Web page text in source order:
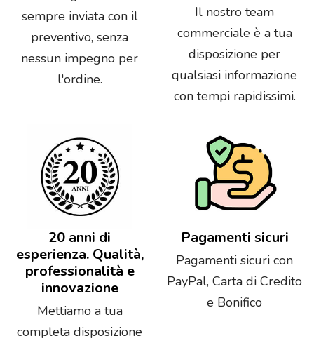
sempre inviata con il
preventivo, senza
nessun impegno per
l'ordine.
Il nostro team
commerciale è a tua
disposizione per
qualsiasi informazione
con tempi rapidissimi.
20 anni di
esperienza. Qualità,
professionalità e
innovazione
Mettiamo a tua
completa disposizione
Pagamenti sicuri
Pagamenti sicuri con
PayPal, Carta di Credito
e Bonifico